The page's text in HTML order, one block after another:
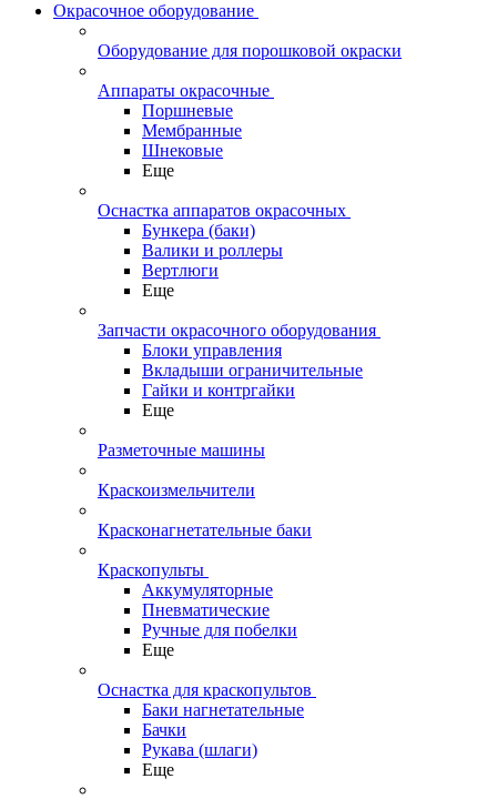
Окрасочное оборудование
Оборудование для порошковой окраски
Аппараты окрасочные
Поршневые
Мембранные
Шнековые
Еще
Оснастка аппаратов окрасочных
Бункера (баки)
Валики и роллеры
Вертлюги
Еще
Запчасти окрасочного оборудования
Блоки управления
Вкладыши ограничительные
Гайки и контргайки
Еще
Разметочные машины
Краскоизмельчители
Красконагнетательные баки
Краскопульты
Аккумуляторные
Пневматические
Ручные для побелки
Еще
Оснастка для краскопультов
Баки нагнетательные
Бачки
Рукава (шлаги)
Еще